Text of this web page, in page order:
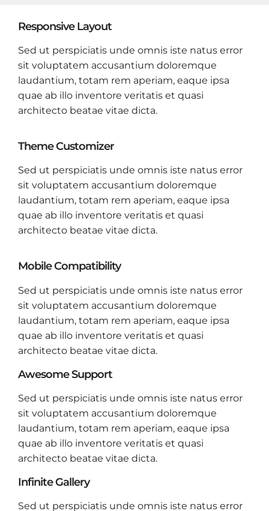
Responsive Layout
Sed ut perspiciatis unde omnis iste natus error
sit voluptatem accusantium doloremque
laudantium, totam rem aperiam, eaque ipsa
quae ab illo inventore veritatis et quasi
architecto beatae vitae dicta.
Theme Customizer
Sed ut perspiciatis unde omnis iste natus error
sit voluptatem accusantium doloremque
laudantium, totam rem aperiam, eaque ipsa
quae ab illo inventore veritatis et quasi
architecto beatae vitae dicta.
Mobile Compatibility
Sed ut perspiciatis unde omnis iste natus error
sit voluptatem accusantium doloremque
laudantium, totam rem aperiam, eaque ipsa
quae ab illo inventore veritatis et quasi
architecto beatae vitae dicta.
Awesome Support
Sed ut perspiciatis unde omnis iste natus error
sit voluptatem accusantium doloremque
laudantium, totam rem aperiam, eaque ipsa
quae ab illo inventore veritatis et quasi
architecto beatae vitae dicta.
Infinite Gallery
Sed ut perspiciatis unde omnis iste natus error